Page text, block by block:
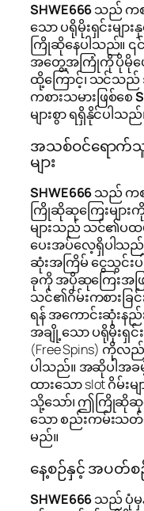
SHWE666သည် ကစ
သော ပရိုမိုးရှင်းမျာ
ကြိုဆိုနေပါသည်။
အတွေ့အကြုံကို ပိုမိုပျ
ထို့ကြောင့်၊ သင်သည်
ကစားသမားဖြစ်စေ
များစွာ ရရှိနိုင်ပါသည်
အသစ်ဝင်ရောက်
များ
SHWE666သည် ကစ
ကြိုဆိုဆုကြေးမျာ
များသည် သင်၏ပထ
ပေးအပ်လေ့ရှိပါသည်
ဆုံးအကြိမ် ငွေသွင်း
ခုကို အပိုဆုကြေးအ
သင်၏ဂိမ်းကစားခြ
ရန် အကောင်းဆုံးနည်
အချို့သော ပရိုမိုးရှင်
(Free Spins) ကို
ပါသည်။ အဆိုပါအ
ထားသော slot ဂိမ်
သို့သော်၊ ဤကြိုဆိုဆု
သော စည်းကမ်းသတ်
မည်။
နေ့စဉ်နှင့် အပတ်စဉ်
SHWE666သည် ပုံမှ